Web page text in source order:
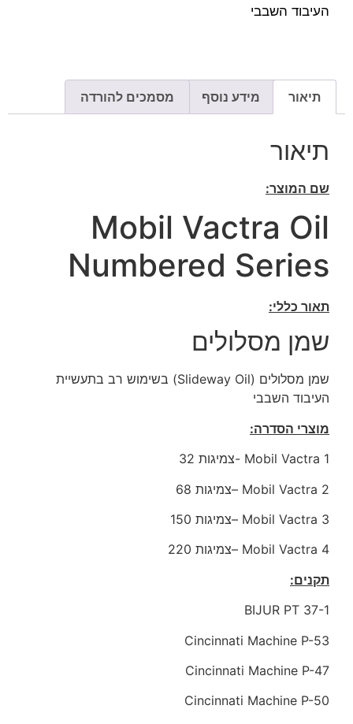
העיבוד השבבי
תיאור מידע נוסף מסמכים להורדה
תיאור
שם המוצר:
Mobil Vactra Oil
Numbered Series
תאור כללי:
שמן מסלולים
שמן מסלולים (Slideway Oil) בשימוש רב בתעשיית
העיבוד השבבי
מוצרי הסדרה:
Mobil Vactra 1 -צמיגות 32
Mobil Vactra 2 –
צמיגות
Mobil Vactra 3 –
צמיגות
Mobil Vactra 4 –
צמיגות
תקנים:
BIJUR PT 37-1
Cincinnati Machine P-53
Cincinnati Machine P-47
Cincinnati Machine P-50